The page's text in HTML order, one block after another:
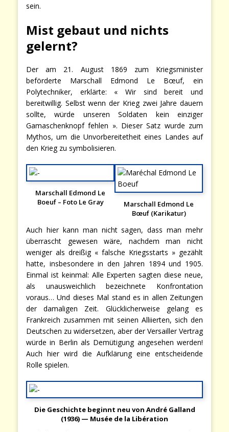
sein.
Mist gebaut und nichts
gelernt?
Der am 21. August 1869 zum Kriegsminister
beförderte Marschall Edmond Le Bœuf, ein
Polytechniker, erklärte: « Wir sind bereit und
bereitwillig. Selbst wenn der Krieg zwei Jahre dauern
sollte, würde unseren Soldaten kein einziger
Gamaschenknopf fehlen ». Dieser Satz wurde zum
Mythos, um die Unvorbereitetheit eines Landes auf
den Krieg zu symbolisieren.
Marschall Edmond Le
Boeuf – Foto Le Gray
Marschall Edmond Le
Bœuf (Karikatur)
Auch hier kann man nicht sagen, dass man mehr
überrascht gewesen wäre, nachdem man nicht
weniger als dreißig « falsche Kriegsstarts » gezählt
hatte, insbesondere in den Jahren 1894 und 1905.
Einmal ist keinmal: Alle Experten sagten diese neue,
als unausweichlich bezeichnete Konfrontation
voraus… Und dieses Mal stand es in allen Zeitungen
der damaligen Zeit. Glücklicherweise gelang es
Frankreich zusammen mit seinen Alliierten, sich den
Deutschen zu widersetzen, aber der Versailler Vertrag
würde in Berlin als Demütigung angesehen werden!
Auch hier wird die Aufklärung eine entscheidende
Rolle spielen.
Die Geschichte beginnt neu von André Galland
(1936) — Musée de la Libération